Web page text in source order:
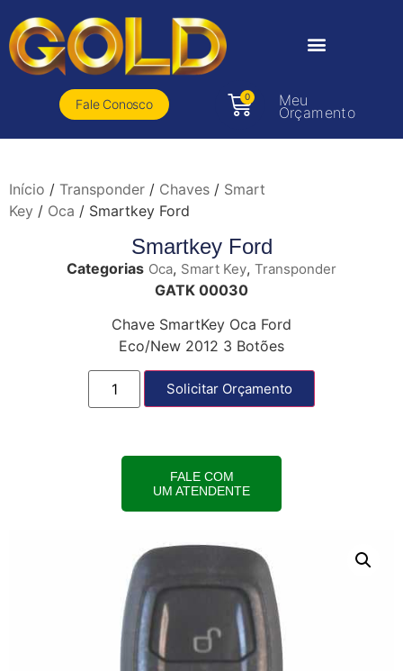
Fale Conosco
0 Meu
Orçamento
Início / Transponder / Chaves / Smart
Key / Oca / Smartkey Ford
Smartkey Ford
Categorias Oca, Smart Key, Transponder
GATK 00030
Chave SmartKey Oca Ford
Eco/New 2012 3 Botões
Solicitar Orçamento
FALE COM
UM ATENDENTE